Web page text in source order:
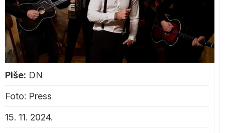
Piše: DN
Foto: Press
15. 11. 2024.